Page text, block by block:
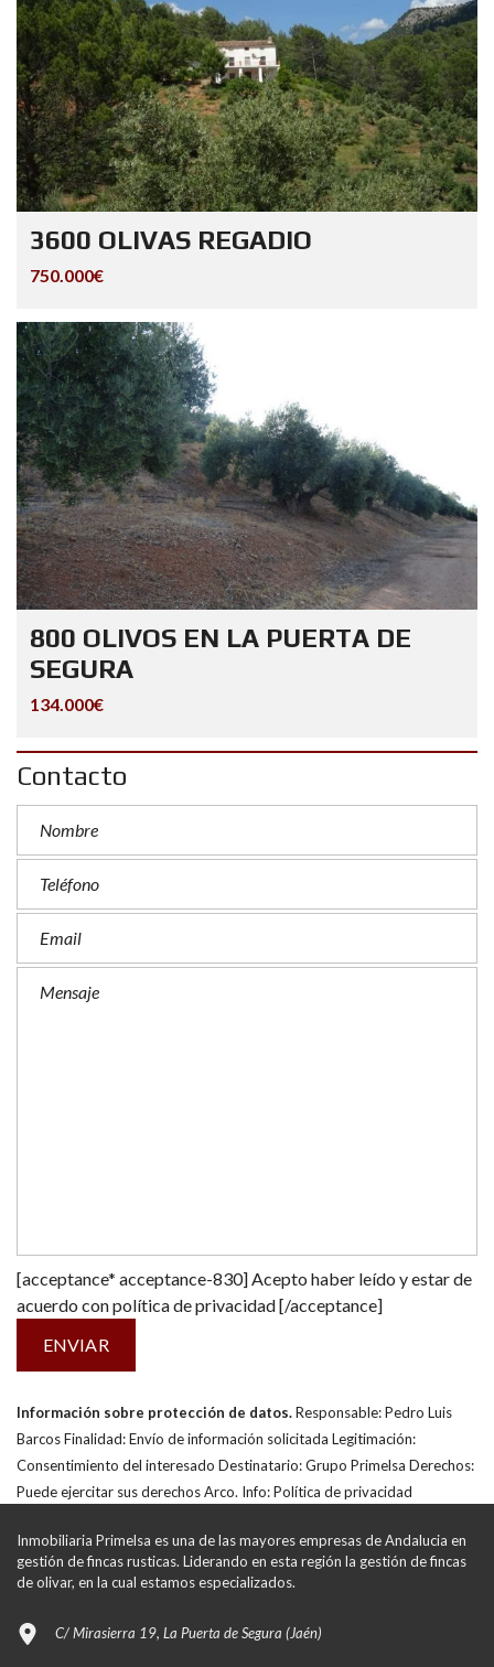
3600 OLIVAS REGADIO
750.000€
800 OLIVOS EN LA PUERTA DE
SEGURA
134.000€
Contacto
[acceptance* acceptance-830] Acepto haber leído y estar de
acuerdo conpolítica de privacidad[/acceptance]
Información sobre protección de datos.Responsable: Pedro Luis
Barcos Finalidad: Envío de información solicitada Legitimación:
Consentimiento del interesado Destinatario: Grupo Primelsa Derechos:
Puede ejercitar sus derechos Arco. Info:Política de privacidad
Inmobiliaria Primelsa es una de las mayores empresas de Andalucia en
gestión de fincas rusticas. Liderando en esta región la gestión de fincas
de olivar, en la cual estamos especializados.
C/ Mirasierra 19, La Puerta de Segura (Jaén)